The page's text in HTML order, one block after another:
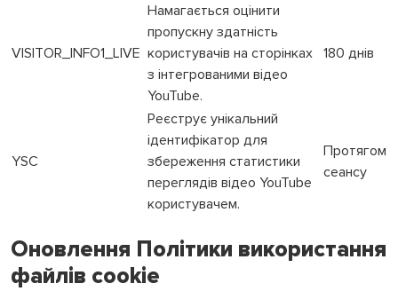
VISITOR_INFO1_LIVE
Намагається оцінити
пропускну здатність
користувачів на сторінках
з інтегрованими відео
YouTube.
180 днів
YSC
Реєструє унікальний
ідентифікатор для
збереження статистики
переглядів відео YouTube
користувачем.
Протягом
сеансу
Оновлення Політики використання
файлів cookie